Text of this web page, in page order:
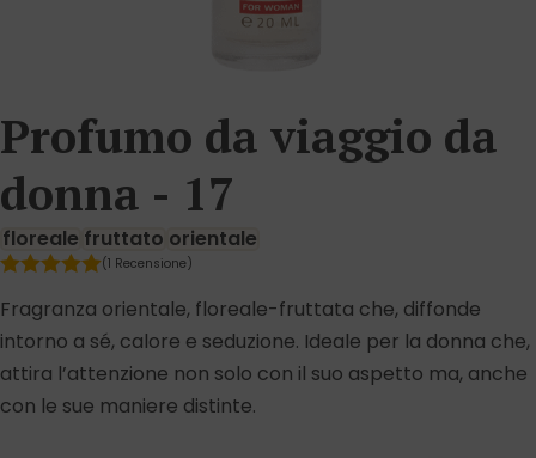
Profumo da viaggio da
donna - 17
floreale fruttato orientale
(1 Recensione)
Fragranza orientale, floreale-fruttata che, diffonde
intorno a sé, calore e seduzione. Ideale per la donna che,
attira l’attenzione non solo con il suo aspetto ma, anche
con le sue maniere distinte.